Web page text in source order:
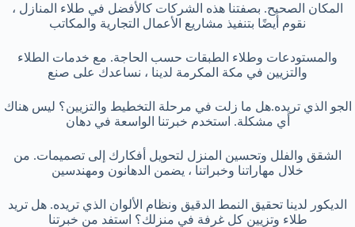
المكان الصحيح. بصفتنا هذه الشركات كالأفضل في طلاء المنازل ،
نقوم أيضًا بتنفيذ مشاريع الأعمال التجارية والمكاتب
والمستودعات وطلاء الطبقات حسب الحاجة. مع خدمات الطلاء
والتزيين في مكة المكرمة لدينا ، نساعدك على صنع
الجو الذي تريده.هل ما زلت في مرحلة التخطيط والتزيين؟ ليس هناك
أي مشكلة. استخدم خبرتنا الواسعة في دهان
الشقق والفلل وتحسين المنزل لتحويل أفكارك إلى تصميمات. من
خلال مهاراتنا وخبراتنا ، يضمن الدهانون ومهندسين
الديكور لدينا تحقيق النمط الدقيق ونظام الألوان الذي تريده. هل تريد
طلاء وتزيين كل غرفة في منزلك؟ استفد من خبرتنا